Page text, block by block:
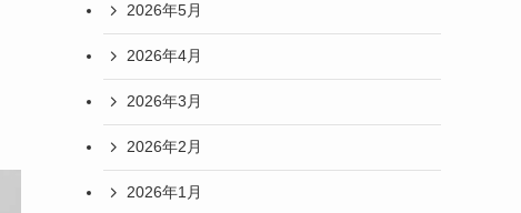
2026年5月
2026年4月
2026年3月
2026年2月
2026年1月